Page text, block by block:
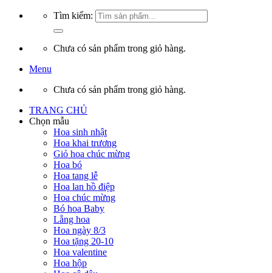
Tìm kiếm:
Chưa có sản phẩm trong giỏ hàng.
Menu
Chưa có sản phẩm trong giỏ hàng.
TRANG CHỦ
Chọn mẫu
Hoa sinh nhật
Hoa khai trương
Giỏ hoa chúc mừng
Hoa bó
Hoa tang lễ
Hoa lan hồ điệp
Hoa chúc mừng
Bó hoa Baby
Lẵng hoa
Hoa ngày 8/3
Hoa tặng 20-10
Hoa valentine
Hoa hộp